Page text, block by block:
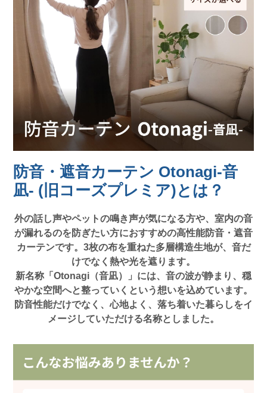
防音・遮音カーテン Otonagi-音
凪- (旧コーズプレミア)とは？
外の話し声やペットの鳴き声が気になる方や、室内の音
が漏れるのを防ぎたい方におすすめの高性能防音・遮音
カーテンです。3枚の布を重ねた多層構造生地が、音だ
けでなく熱や光を遮ります。
新名称「Otonagi（音凪）」には、音の波が静まり、穏
やかな空間へと整っていくという想いを込めています。
防音性能だけでなく、心地よく、落ち着いた暮らしをイ
メージしていただける名称としました。